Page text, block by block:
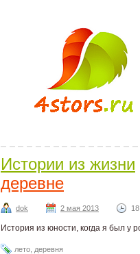
Истории из жизни
деревне
dok 2 мая 2013
История из юности, когда я был у
лето деревня